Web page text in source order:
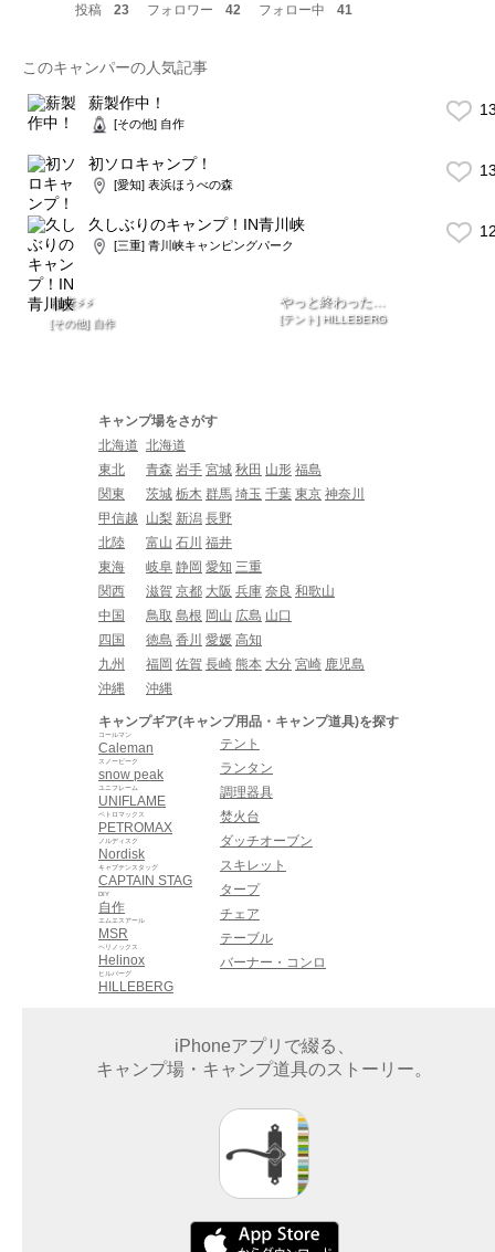
投稿
23 フォロワー 42 フォロー中 41
このキャンパーの人気記事
薪製作中！
[その他] 自作
初ソロキャンプ！
[愛知] 表浜ほうべの森
久しぶりのキャンプ！IN青川峡
[三重] 青川峡キャンピングパーク
稲妻⚡️⚡️
[その他] 自作
やっと終わった…
[テント] HILLEBERG
キャンプ場をさがす
北海道 北海道
東北
青森 岩手 宮城 秋田 山形 福島
関東
茨城 栃木 群馬 埼玉 千葉 東京 神奈川
甲信越
山梨 新潟 長野
北陸
富山 石川 福井
東海
岐阜 静岡 愛知 三重
関西
滋賀 京都 大阪 兵庫 奈良 和歌山
中国
鳥取 島根 岡山 広島 山口
四国
徳島 香川 愛媛 高知
九州
福岡 佐賀 長崎 熊本 大分 宮崎 鹿児島
沖縄
沖縄
キャンプギア(キャンプ用品・キャンプ道具)を探す
Caleman
コールマン
snow peak
スノーピーク
UNIFLAME
ユニフレーム
PETROMAX
ペトロマックス
Nordisk
ノルディスク
CAPTAIN STAG
キャプテンスタッグ
自作
DIY
MSR
エムエスアール
Helinox
ヘリノックス
HILLEBERG
ヒルバーグ
テント
ランタン
調理器具
焚火台
ダッチオーブン
スキレット
タープ
チェア
テーブル
バーナー・コンロ
iPhoneアプリで綴る、
キャンプ場・キャンプ道具のストーリー。